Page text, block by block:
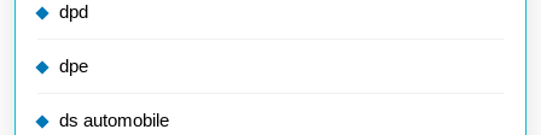
dpd
dpe
ds automobile